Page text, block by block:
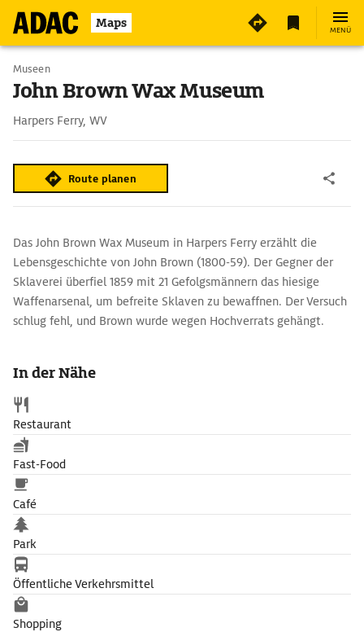
Maps MENÜ
Museen
John Brown Wax Museum
Harpers Ferry, WV
Route planen
Das John Brown Wax Museum in Harpers Ferry erzählt die
Lebensgeschichte von John Brown (1800-59). Der Gegner der
Sklaverei überfiel 1859 mit 21 Gefolgsmännern das hiesige
Waffenarsenal, um befreite Sklaven zu bewaffnen. Der Versuch
schlug fehl, und Brown wurde wegen Hochverrats gehängt.
In der Nähe
Restaurant
Fast-Food
Café
Park
Öffentliche Verkehrsmittel
Shopping